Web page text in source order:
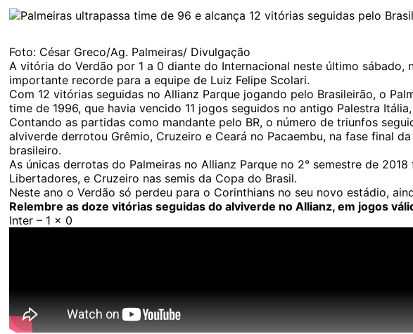
Foto: César Greco/Ag. Palmeiras/ Divulgação
A vitória do Verdão por 1 a 0 diante do Internacional neste último sábado,
importante recorde para a equipe de Luiz Felipe Scolari.
Com 12 vitórias seguidas no Allianz Parque jogando pelo Brasileirão, o
time de 1996, que havia vencido 11 jogos seguidos no antigo Palestra
Contando as partidas como mandante pelo BR, o número de triunfos
alviverde derrotou Grêmio, Cruzeiro e Ceará no Pacaembu, na fase final
brasileiro.
As únicas derrotas do Palmeiras no Allianz Parque no 2° semestre de
Libertadores, e Cruzeiro nas semis da Copa do Brasil.
Neste ano o Verdão só perdeu para o Corinthians no seu novo estádio,
Relembre as doze vitórias seguidas do alviverde no Allianz, em jogos
Inter – 1 x 0